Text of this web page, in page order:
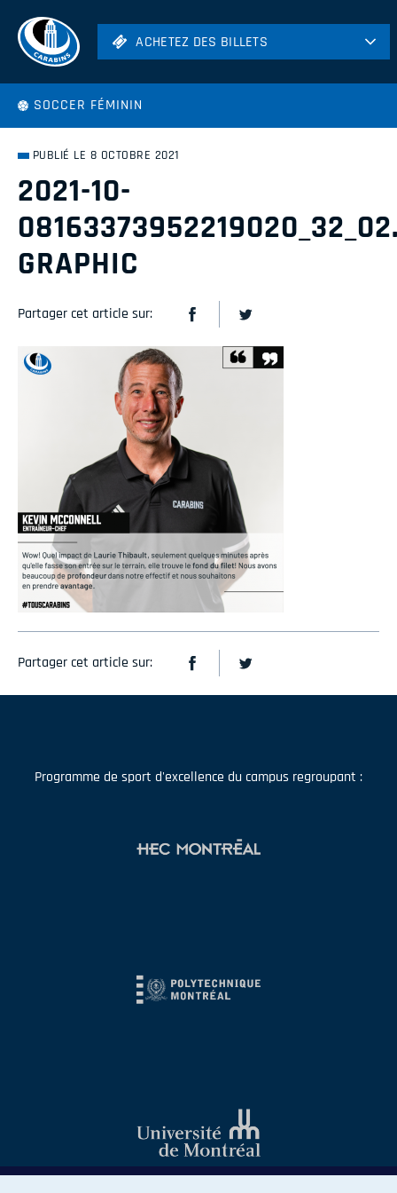
ACHETEZ DES BILLETS
Hockey
ACHETEZ DES BILLETS
SOCCER FÉMININ
PUBLIÉ LE 8 OCTOBRE 2021
2021-10-
GRAPHIC
Partager cet article sur:
Partager cet article sur:
Programme de sport d'excellence du campus regroupant :